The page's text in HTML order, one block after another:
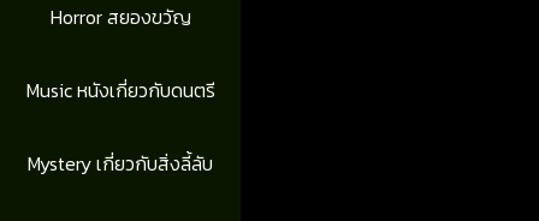
Horror สยองขวัญ
Music หนังเกี่ยวกับดนตรี
Mystery เกี่ยวกับสิ่งลี้ลับ